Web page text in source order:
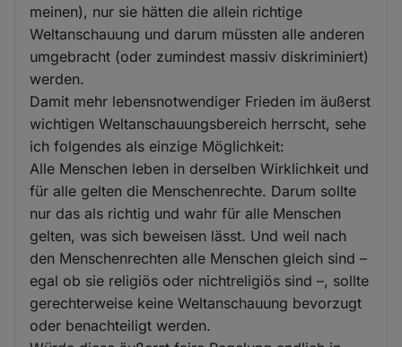
meinen), nur sie hätten die allein richtige
Weltanschauung und darum müssten alle anderen
umgebracht (oder zumindest massiv diskriminiert)
werden.
Damit mehr lebensnotwendiger Frieden im äußerst
wichtigen Weltanschauungsbereich herrscht, sehe
ich folgendes als einzige Möglichkeit:
Alle Menschen leben in derselben Wirklichkeit und
für alle gelten die Menschenrechte. Darum sollte
nur das als richtig und wahr für alle Menschen
gelten, was sich beweisen lässt. Und weil nach
den Menschenrechten alle Menschen gleich sind –
egal ob sie religiös oder nichtreligiös sind –, sollte
gerechterweise keine Weltanschauung bevorzugt
oder benachteiligt werden.